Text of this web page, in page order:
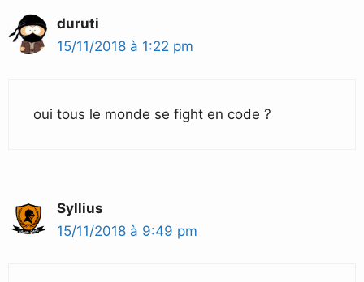
duruti
15/11/2018 à 1:22 pm
oui tous le monde se fight en code ?
Syllius
15/11/2018 à 9:49 pm